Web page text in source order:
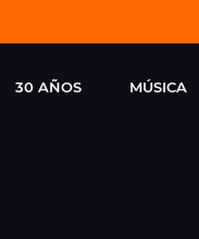
30 AÑOS MÚSICA